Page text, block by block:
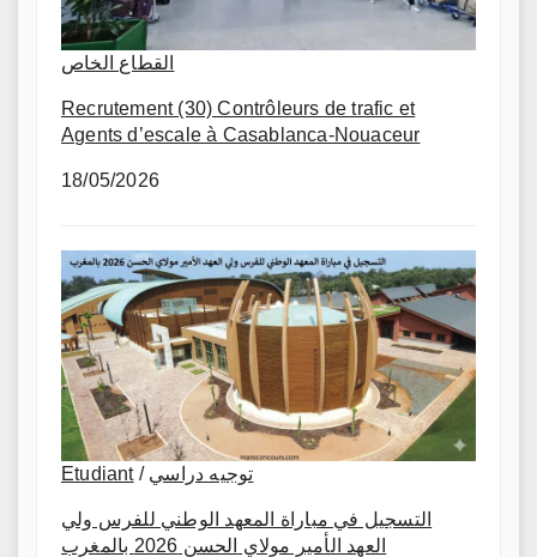
القطاع الخاص
Recrutement (30) Contrôleurs de trafic et
Agents d’escale à Casablanca-Nouaceur
18/05/2026
Etudiant/ توجيه دراسي
التسجيل في مباراة المعهد الوطني للفرس ولي
العهد الأمير مولاي الحسن 2026 بالمغرب